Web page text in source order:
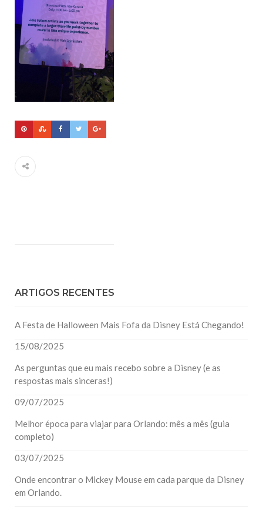
ARTIGOS RECENTES
A Festa de Halloween Mais Fofa da Disney Está Chegando!
15/08/2025
As perguntas que eu mais recebo sobre a Disney (e as
respostas mais sinceras!)
09/07/2025
Melhor época para viajar para Orlando: mês a mês (guia
completo)
03/07/2025
Onde encontrar o Mickey Mouse em cada parque da Disney
em Orlando.